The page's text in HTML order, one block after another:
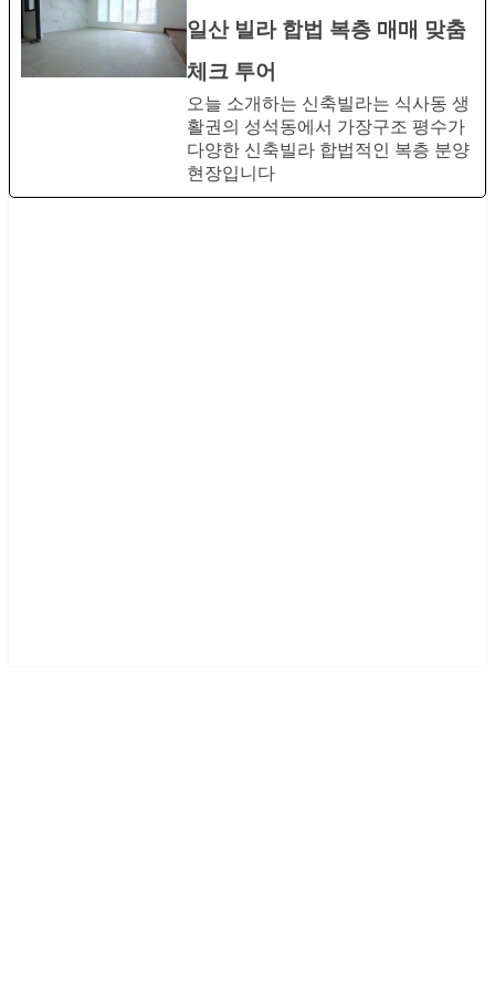
일산 빌라 합법 복층 매매 맞춤
체크 투어
오늘 소개하는 신축빌라는​ 식사동 생
활권의 성석동에서​ 가장구조 평수가
다양한​ 신축빌라 합법적인​ 복층 분양
현장입니다​